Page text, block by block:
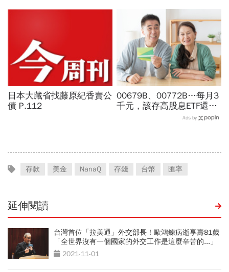
日本大藏省找藤原紀香賣公
債 P.112
00679B、00772B…每月3
千元，該存高股息ETF還是
債券ETF？金融業14年老手
Ads by
存款 美金 NanaQ 存錢 台幣 匯率
延伸閱讀
台灣首位「拉美通」外交部長！歐鴻鍊病逝享壽81歲
「全世界沒有一個國家的外交工作是這麼辛苦的...」
2021-11-01